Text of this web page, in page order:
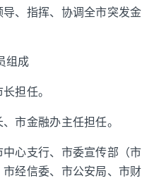
、指挥、协调全市突发金
组成
担任。
市金融办主任担任。
心支行、市委宣传部（市
经信委、市公安局、市财